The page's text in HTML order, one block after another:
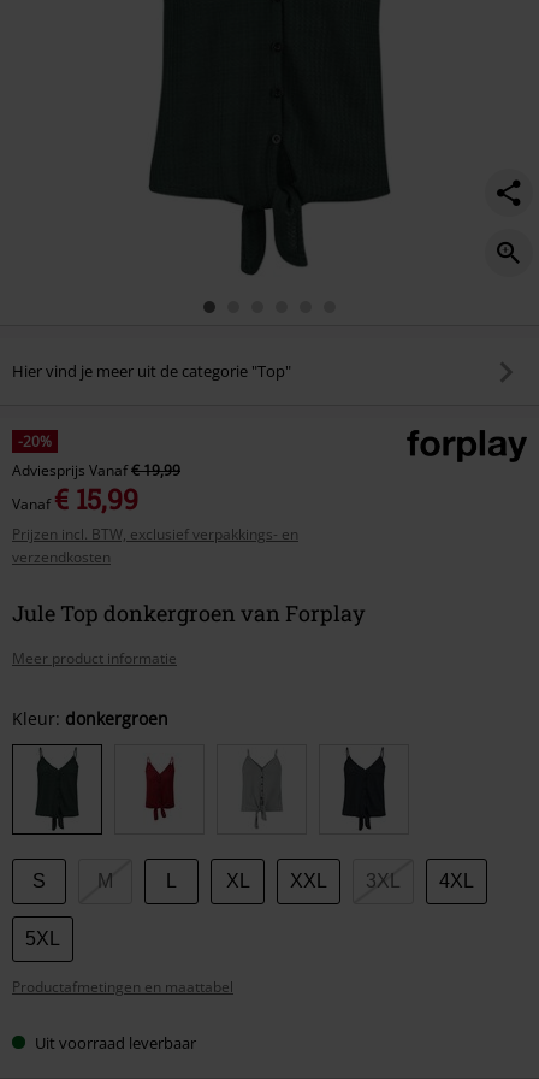
Hier vind je meer uit de categorie "Top"
-20%
Adviesprijs Vanaf€ 19,99
Vanaf€ 15,99
Prijzen incl. BTW, exclusief verpakkings- en
verzendkosten
Jule Top donkergroen van Forplay
Meer product informatie
Kies
je
maat
Kleur: donkergroen
S M XL XXL 3XL 4XL
5XL
Productafmetingen en maattabel
Uit voorraad leverbaar